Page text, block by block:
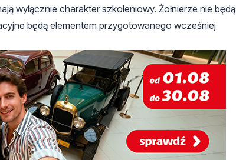
wyłącznie charakter szkoleniowy. Żołnierze nie będą
będą elementem przygotowanego wcześniej